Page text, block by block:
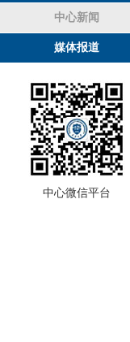
中心新闻
媒体报道
中心微信平台